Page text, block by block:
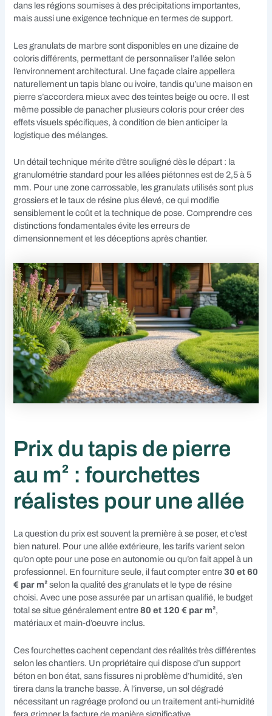
dans les régions soumises à des précipitations importantes,
mais aussi une exigence technique en termes de support.
Les granulats de marbre sont disponibles en une dizaine de
coloris différents, permettant de personnaliser l’allée selon
l’environnement architectural. Une façade claire appellera
naturellement un tapis blanc ou ivoire, tandis qu’une maison en
pierre s’accordera mieux avec des teintes beige ou ocre. Il est
même possible de panacher plusieurs coloris pour créer des
effets visuels spécifiques, à condition de bien anticiper la
logistique des mélanges.
Un détail technique mérite d’être souligné dès le départ : la
granulométrie standard pour les allées piétonnes est de 2,5 à 5
mm. Pour une zone carrossable, les granulats utilisés sont plus
grossiers et le taux de résine plus élevé, ce qui modifie
sensiblement le coût et la technique de pose. Comprendre ces
distinctions fondamentales évite les erreurs de
dimensionnement et les déceptions après chantier.
Prix du tapis de pierre
au m² : fourchettes
réalistes pour une allée
La question du prix est souvent la première à se poser, et c’est
bien naturel. Pour une allée extérieure, les tarifs varient selon
qu’on opte pour une pose en autonomie ou qu’on fait appel à un
professionnel. En fourniture seule, il faut compter entre30 et 60
€ par m²selon la qualité des granulats et le type de résine
choisi. Avec une pose assurée par un artisan qualifié, le budget
total se situe généralement entre80 et 120 € par m²,
matériaux et main-d’oeuvre inclus.
Ces fourchettes cachent cependant des réalités très différentes
selon les chantiers. Un propriétaire qui dispose d’un support
béton en bon état, sans fissures ni problème d’humidité, s’en
tirera dans la tranche basse. À l’inverse, un sol dégradé
nécessitant un ragréage profond ou un traitement anti-humidité
fera grimper la facture de manière significative.